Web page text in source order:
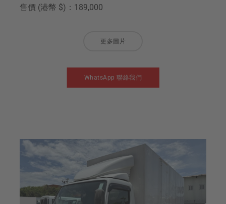
售價 (港幣 $)：189,000
更多圖片
WhatsApp 聯絡我們